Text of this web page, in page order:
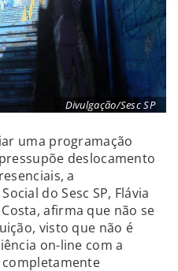
Divulgação/Sesc SP
uma programação
deslocamento
a
do Sesc SP, Flávia
afirma que não se
visto que não é
on-line com a
completamente